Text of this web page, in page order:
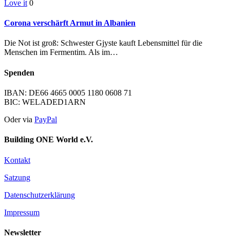
Love it 0
Corona verschärft Armut in Albanien
Die Not ist groß: Schwester Gjyste kauft Lebensmittel für die
Menschen im Fermentim. Als im…
Spenden
IBAN: DE66 4665 0005 1180 0608 71
BIC: WELADED1ARN
Oder via PayPal
Building ONE World e.V.
Kontakt
Satzung
Datenschutzerklärung
Impressum
Newsletter